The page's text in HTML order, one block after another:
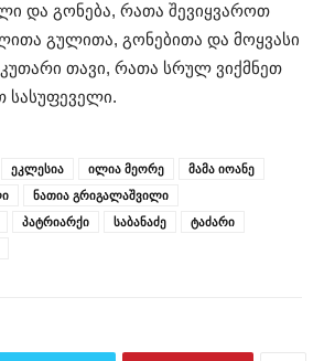
და გონება, რათა შევიყვაროთ
გულითა, გონებითა და მოყვასი
თავი, რათა სრულ ვიქმნეთ
სასუფეველი.
ეკლესია ილია მეორე
მამა იოანე
ნათია გრიგალაშვილი
პატრიარქი საბანაძე
ტაძარი